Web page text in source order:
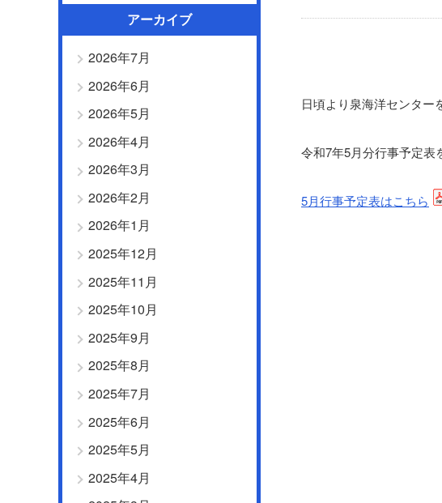
日頃より泉海洋センター
令和7年5月分行事予定表
5月行事予定表はこちら
アーカイブ
2026年7月
2026年6月
2026年5月
2026年4月
2026年3月
2026年2月
2026年1月
2025年12月
2025年11月
2025年10月
2025年9月
2025年8月
2025年7月
2025年6月
2025年5月
2025年4月